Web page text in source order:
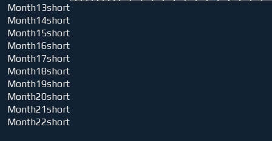
Month13short
Month14short
Month15short
Month16short
Month17short
Month18short
Month19short
Month20short
Month21short
Month22short